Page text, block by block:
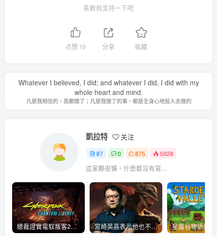
喜歡就支持一下吧
点赞 10 分享 收藏
Whatever I believed, I did; and whatever I did, I did with my
whole heart and mind.
凡是我相信的，我都做了；凡是我做了的事，都是全身心地投入去做的
凱拉特 关注
87 0 875 5928
這家夥很懶，什麽都沒有寫...
總裁證實電馭叛客2077大型DLC自由幻局為付費擴充內容 規模接近巫師3血與酒DLC 宮崎英高表示他也不知道《艾爾登法環》成功的原因